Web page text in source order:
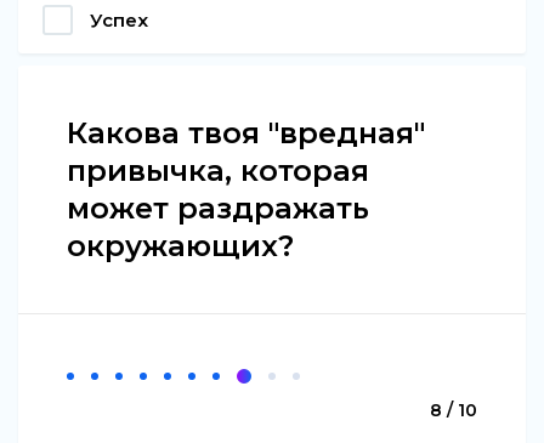
Успех
Какова твоя "вредная"
привычка, которая
может раздражать
окружающих?
8 / 10